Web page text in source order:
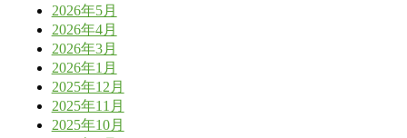
2026年5月
2026年4月
2026年3月
2026年1月
2025年12月
2025年11月
2025年10月